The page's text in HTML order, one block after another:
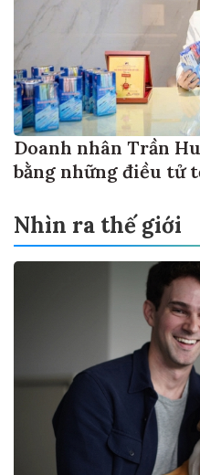
Doanh nhân Trần
bằng những điều tử
Nhìn ra thế giới